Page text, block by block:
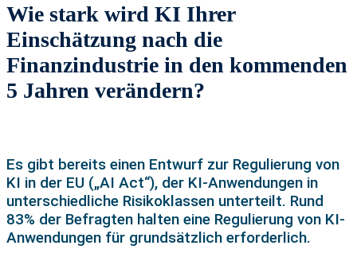
Wie stark wird KI Ihrer
Einschätzung nach die
Finanzindustrie in den kommenden
5 Jahren verändern?
Es gibt bereits einen Entwurf zur Regulierung von
KI in der EU („AI Act“), der KI-Anwendungen in
unterschiedliche Risikoklassen unterteilt. Rund
83% der Befragten halten eine Regulierung von KI-
Anwendungen für grundsätzlich erforderlich.